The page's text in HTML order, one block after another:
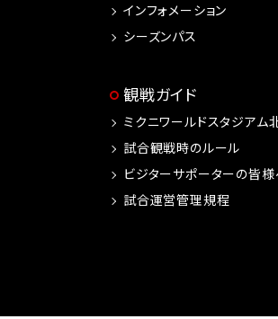
インフォメーション
シーズンパス
観戦ガイド
ミクニワールドスタジアム
試合観戦時のルール
ビジターサポーターの皆
試合運営管理規程